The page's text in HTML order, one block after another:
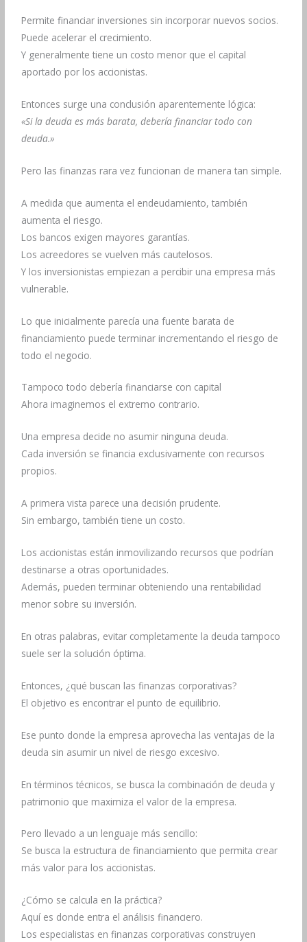
Permite financiar inversiones sin incorporar nuevos socios.
Puede acelerar el crecimiento.
Y generalmente tiene un costo menor que el capital
aportado por los accionistas.
Entonces surge una conclusión aparentemente lógica:
«Si la deuda es más barata, debería financiar todo con
deuda.»
Pero las finanzas rara vez funcionan de manera tan simple.
A medida que aumenta el endeudamiento, también
aumenta el riesgo.
Los bancos exigen mayores garantías.
Los acreedores se vuelven más cautelosos.
Y los inversionistas empiezan a percibir una empresa más
vulnerable.
Lo que inicialmente parecía una fuente barata de
financiamiento puede terminar incrementando el riesgo de
todo el negocio.
Tampoco todo debería financiarse con capital
Ahora imaginemos el extremo contrario.
Una empresa decide no asumir ninguna deuda.
Cada inversión se financia exclusivamente con recursos
propios.
A primera vista parece una decisión prudente.
Sin embargo, también tiene un costo.
Los accionistas están inmovilizando recursos que podrían
destinarse a otras oportunidades.
Además, pueden terminar obteniendo una rentabilidad
menor sobre su inversión.
En otras palabras, evitar completamente la deuda tampoco
suele ser la solución óptima.
Entonces, ¿qué buscan las finanzas corporativas?
El objetivo es encontrar el punto de equilibrio.
Ese punto donde la empresa aprovecha las ventajas de la
deuda sin asumir un nivel de riesgo excesivo.
En términos técnicos, se busca la combinación de deuda y
patrimonio que maximiza el valor de la empresa.
Pero llevado a un lenguaje más sencillo:
Se busca la estructura de financiamiento que permita crear
más valor para los accionistas.
¿Cómo se calcula en la práctica?
Aquí es donde entra el análisis financiero.
Los especialistas en finanzas corporativas construyen